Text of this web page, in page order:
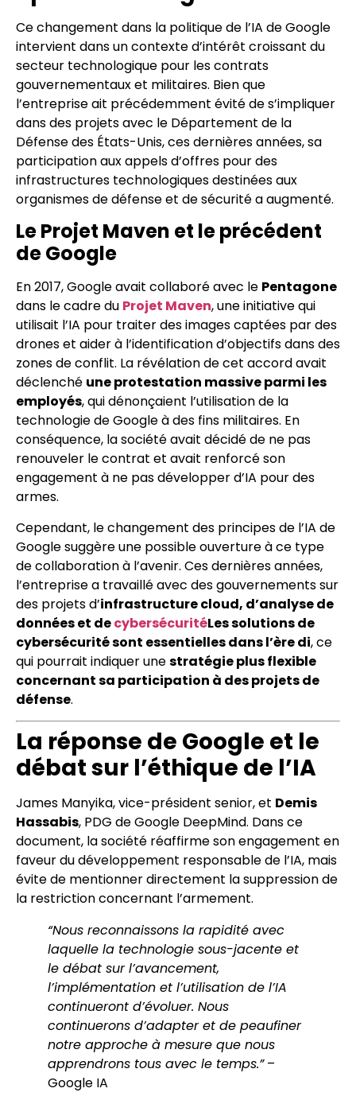
Ce changement dans la politique de l’IA de Google
intervient dans un contexte d’intérêt croissant du
secteur technologique pour les contrats
gouvernementaux et militaires. Bien que
l’entreprise ait précédemment évité de s’impliquer
dans des projets avec le Département de la
Défense des États-Unis, ces dernières années, sa
participation aux appels d’offres pour des
infrastructures technologiques destinées aux
organismes de défense et de sécurité a augmenté.
Le Projet Maven et le précédent
de Google
En 2017, Google avait collaboré avec le Pentagone
dans le cadre du Projet Maven, une initiative qui
utilisait l’IA pour traiter des images captées par des
drones et aider à l’identification d’objectifs dans des
zones de conflit. La révélation de cet accord avait
déclenché une protestation massive parmi les
employés, qui dénonçaient l’utilisation de la
technologie de Google à des fins militaires. En
conséquence, la société avait décidé de ne pas
renouveler le contrat et avait renforcé son
engagement à ne pas développer d’IA pour des
armes.
Cependant, le changement des principes de l’IA de
Google suggère une possible ouverture à ce type
de collaboration à l’avenir. Ces dernières années,
l’entreprise a travaillé avec des gouvernements sur
des projets d’infrastructure cloud, d’analyse de
données et decybersécuritéLes solutions de
cybersécurité sont essentielles dans l’ère di, ce
qui pourrait indiquer unestratégie plus flexible
concernant sa participation à des projets de
défense.
La réponse de Google et le
débat sur l’éthique de l’IA
James Manyika, vice-président senior, et Demis
Hassabis, PDG de Google DeepMind. Dans ce
document, la société réaffirme son engagement en
faveur du développement responsable de l’IA, mais
évite de mentionner directement la suppression de
la restriction concernant l’armement.
“Nous reconnaissons la rapidité avec
laquelle la technologie sous-jacente et
le débat sur l’avancement,
l’implémentation et l’utilisation de l’IA
continueront d’évoluer. Nous
continuerons d’adapter et de peaufiner
notre approche à mesure que nous
apprendrons tous avec le temps.”–
Google IA